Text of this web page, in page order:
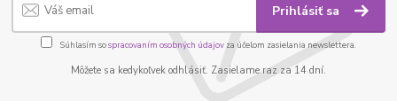
Prihlásiť sa
Súhlasím sospracovaním osobných údajov za účelom zasielania newslettera.
Môžete sa kedykoľvek odhlásiť. Zasielame raz za 14 dní.